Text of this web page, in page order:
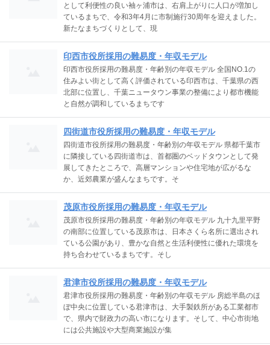
として利便性の良い袖ヶ浦市は、右肩上がりに人口が増加し
ているまちで、令和3年4月に市制施行30周年を迎えました。
新たなまちづくりとして、現
印西市役所採用の難易度・年収モデル
印西市役所採用の難易度・年齢別の年収モデル 全国NO.1の
住みよい街として高く評価されている印西市は、千葉県の西
北部に位置し、千葉ニュータウン事業の整備により都市機能
と自然が調和しているまちです
四街道市役所採用の難易度・年収モデル
四街道市役所採用の難易度・年齢別の年収モデル 県都千葉市
に隣接している四街道市は、首都圏のベッドタウンとして発
展してきたところで、高層マンションや住宅地が広がるな
か、近郊農業が盛んなまちです。そ
茂原市役所採用の難易度・年収モデル
茂原市役所採用の難易度・年齢別の年収モデル 九十九里平野
の南部に位置している茂原市は、日本さくら名所に選出され
ている公園があり、豊かな自然と生活利便性に優れた環境を
持ち合わせているまちです。そし
君津市役所採用の難易度・年収モデル
君津市役所採用の難易度・年齢別の年収モデル 房総半島のほ
ぼ中央に位置している君津市は、大手製鉄所がある工業都市
で、県内で財政力の高い市になります。そして、中心市街地
には公共施設や大型商業施設が集